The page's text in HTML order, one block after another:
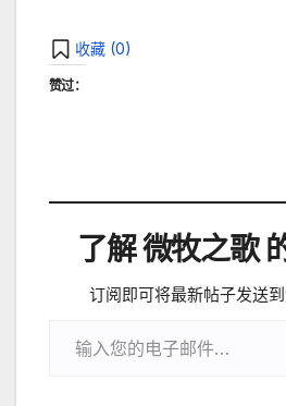
收藏 (0)
赞过：
了解 微牧之歌
订阅即可将最新帖子发送到